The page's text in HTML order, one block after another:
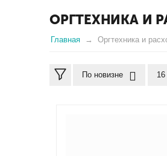
ОРГТЕХНИКА И
Главная Оргтехника и
По новизне